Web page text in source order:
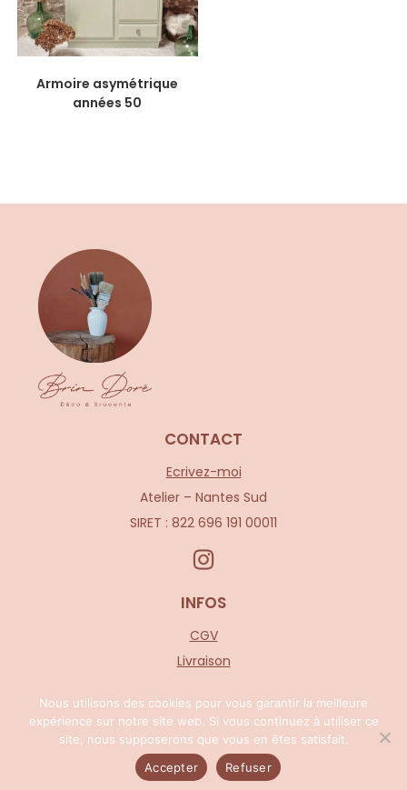
Armoire asymétrique
années 50
CONTACT
Ecrivez-moi
Atelier – Nantes Sud
SIRET : 822 696 191 00011
INFOS
CGV
Livraison
Nous utilisons des cookies pour vous garantir la meilleure
expérience sur notre site web. Si vous continuez à utiliser ce
site, nous supposerons que vous en êtes satisfait.
Accepter
Refuser